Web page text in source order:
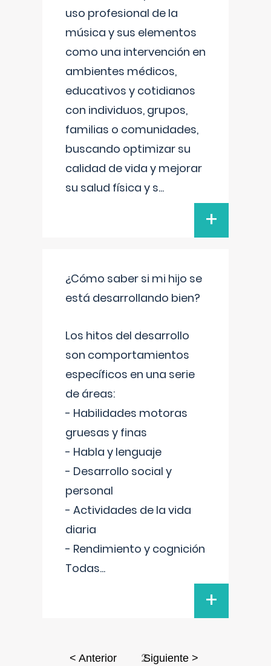
uso profesional de la
música y sus elementos
como una intervención en
ambientes médicos,
educativos y cotidianos
con individuos, grupos,
familias o comunidades,
buscando optimizar su
calidad de vida y mejorar
su salud física y s...
+
¿Cómo saber si mi hijo se
está desarrollando bien?
Los hitos del desarrollo
son comportamientos
específicos en una serie
de áreas:
- Habilidades motoras
gruesas y finas
- Habla y lenguaje
- Desarrollo social y
personal
- Actividades de la vida
diaria
- Rendimiento y cognición
Todas...
+
< Anterior 2Siguiente >